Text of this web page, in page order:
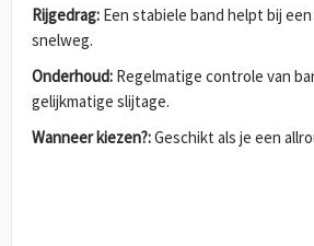
Rijgedrag: Een stabiele band helpt bij
snelweg.
Onderhoud: Regelmatige controle van
gelijkmatige slijtage.
Wanneer kiezen?:Geschikt als je een